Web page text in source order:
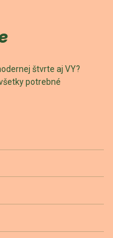
štvrte aj VY?
potrebné